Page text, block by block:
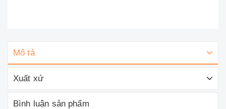
Mô tả
Xuất xứ
Bình luận sản phẩm